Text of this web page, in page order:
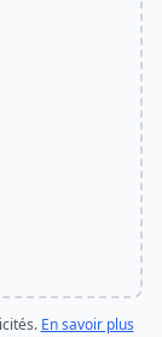
En savoir plus